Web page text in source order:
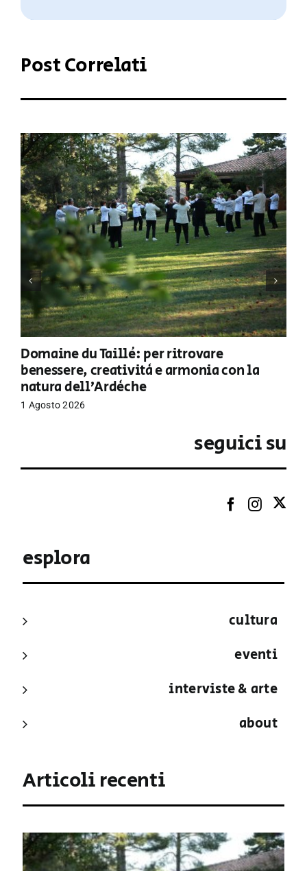
Post Correlati
Domaine du Taillé: per ritrovare
benessere, creatività e armonia con la
natura dell’Ardèche
1 Agosto 2026
seguici su
esplora
cultura
eventi
interviste & arte
about
Articoli recenti